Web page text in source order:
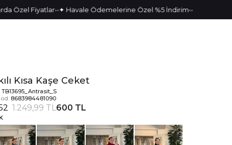
Fiyatlar ••✦ Havale Ödemelerine Özel %5 İndirim••
Kısa Kaşe Ceket
TB13695_Antrasit_S
8683984481090
1.249,99 TL600 TL